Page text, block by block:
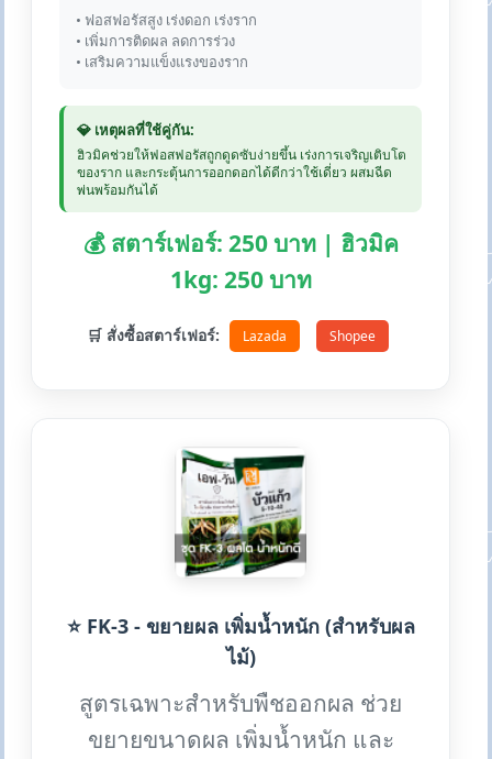
• ฟอสฟอรัสสูง เร่งดอก เร่งราก
• เพิ่มการติดผล ลดการร่วง
• เสริมความแข็งแรงของราก
💎 เหตุผลที่ใช้คู่กัน:
ฮิวมิคช่วยให้ฟอสฟอรัสถูกดูดซับง่ายขึ้น เร่งการเจริญเติบโต
ของราก และกระตุ้นการออกดอกได้ดีกว่าใช้เดี่ยว ผสมฉีด
พ่นพร้อมกันได้
💰 สตาร์เฟอร์: 250 บาท | ฮิวมิค
1kg: 250 บาท
🛒 สั่งซื้อสตาร์เฟอร์: Lazada Shopee
⭐ FK-3 - ขยายผล เพิ่มน้ำหนัก (สำหรับผล
ไม้)
สูตรเฉพาะสำหรับพืชออกผล ช่วย
ขยายขนาดผล เพิ่มน้ำหนัก และ